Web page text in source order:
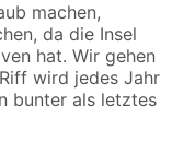
machen,
da die Insel
hat. Wir gehen
wird jedes Jahr
bunter als letztes